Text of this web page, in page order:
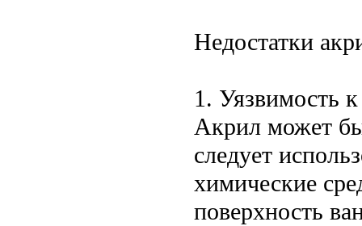
Недостатки
1. Уязвимость
Акрил может
следует
химические
поверхность